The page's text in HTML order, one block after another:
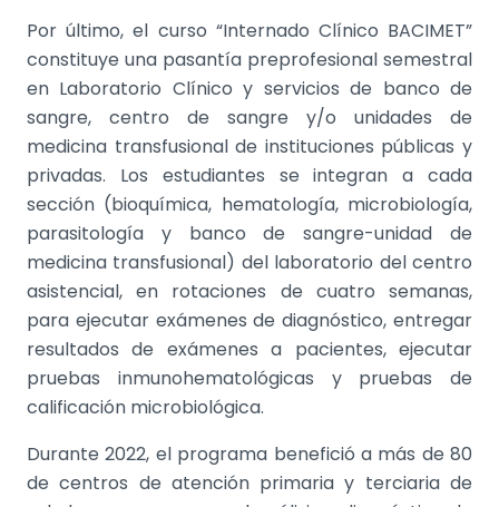
Por último, el curso “Internado Clínico BACIMET”
constituye una pasantía preprofesional semestral
en Laboratorio Clínico y servicios de banco de
sangre, centro de sangre y/o unidades de
medicina transfusional de instituciones públicas y
privadas. Los estudiantes se integran a cada
sección (bioquímica, hematología, microbiología,
parasitología y banco de sangre-unidad de
medicina transfusional) del laboratorio del centro
asistencial, en rotaciones de cuatro semanas,
para ejecutar exámenes de diagnóstico, entregar
resultados de exámenes a pacientes, ejecutar
pruebas inmunohematológicas y pruebas de
calificación microbiológica.
Durante 2022, el programa benefició a más de 80
de centros de atención primaria y terciaria de